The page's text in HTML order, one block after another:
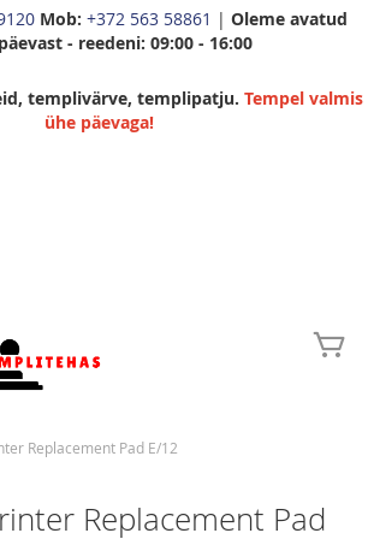
Mob: +372 563 58861 | Oleme avatud
- reedeni: 09:00 - 16:00
templivärve, templipatju. Tempel valmis
ühe päevaga!
Content
Replacement Pad E/12
Replacement Pad